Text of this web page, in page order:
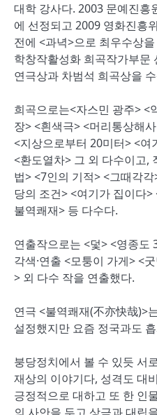
대학 강사다. 2003 문예진흥
에 선정되고 2009 영화진흥
전에 <과녁>으로 최우수상
학창작활성화 희곡작가부문
연극상과 차범석 희곡상을
희곡으로는<자스민 광주> <
장> <흰색극> <머리통상해
<지상으로부터 20미터> <
<환도열차> 그 외 다수이고,
법> <7인의 기적> <그때각
당의 조건> <여기가 집이다
불역쾌재> 등 다수다.
연출작으로는 <덫> <영종도
각색·연출 <모퉁이 가게> <
> 외 다수 작을 연출했다.
연극 <불역쾌재(不亦快哉)>
설정했지만 요즘 정국과도
붕당정치에서 볼 수 있듯 서
재상의 이야기다, 성격도 대
긍정적으로 대하고 또 한 인